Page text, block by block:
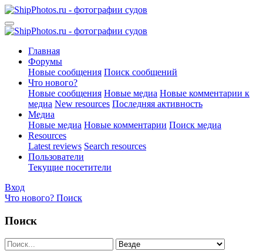
Главная
Форумы
Новые сообщения Поиск сообщений
Что нового?
Новые сообщения Новые медиа Новые комментарии к
медиа New resources Последняя активность
Медиа
Новые медиа Новые комментарии Поиск медиа
Resources
Latest reviews Search resources
Пользователи
Текущие посетители
Вход
Что нового? Поиск
Поиск